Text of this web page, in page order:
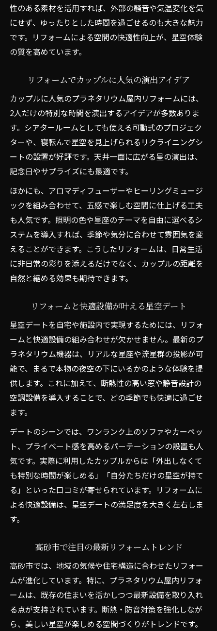
性のある素材を活用すれば、外部の騒音や気温変化を気
にせず、ゆったりとした時間を過ごせるのも大きな魅力
です。リフォームによる空間の快適性向上が、星空体験
の質を高めています。
リフォームでカップルに人気の演出アイデア
カップルに人気のプラネタリウム屋内リフォームには、
2人だけの特別な時間を演出するアイデアが多数ありま
す。シアタールームとしても使える可動式のプロジェク
ターや、寝転んで星空を見上げられるリクライニングシ
ートの設置が好評です。天井一面に広がる星の演出は、
記念日やサプライズにも最適です。
ほかにも、アロマディフューザーやヒーリングミュージ
ックを組み合わせて、五感で楽しむ空間に仕上げる工夫
も人気です。照明の色や星座のテーマを自由に選べるシ
ステムを導入すれば、季節や気分に合わせて雰囲気を変
えることができます。こうしたリフォームは、日常生活
に非日常の彩りを添えるだけでなく、カップルの距離を
自然と縮める効果も期待できます。
リフォームと快適設備が叶える星空デート
星空デートを自宅や施設内で実現するためには、リフォ
ームと快適設備の組み合わせが欠かせません。最新のプ
ラネタリウム機器は、リアルな星座や流星群の投影が可
能で、まるで本物の夜空の下にいるかのような体験を提
供します。これに加えて、断熱性の高い窓や静音設計の
空調設備を導入することで、どの季節でも快適に過ごせ
ます。
デートのシーンでは、ワンランク上のソファやカーペッ
ト、プライベート感を高めるパーテーションの設置も人
気です。実際に利用したカップルからは「外出しなくて
も特別な時間が楽しめる」「自分たちだけの星空が持て
る」といった口コミが寄せられています。リフォームに
よる快適設備は、星空デートの満足度を大きく左右しま
す。
高砂市で注目の最新リフォームトレンド
高砂市では、地域の気候や住宅構造に合わせたリフォー
ムが進化しています。特に、プラネタリウム屋内リフォ
ームは、既存の住まいを活かしつつ最新設備を取り入れ
る点が支持されています。断熱・防音対策を強化しなが
ら、美しい星空が楽しめる空間づくりがトレンドです。